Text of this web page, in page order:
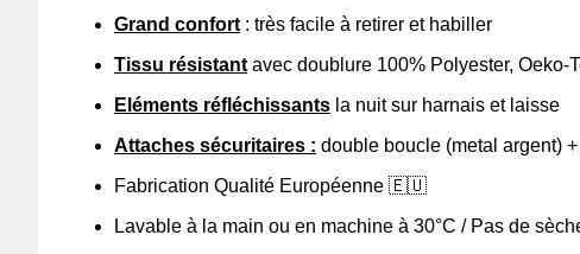
Grand confort : très facile à retirer et habiller
Tissu résistant avec doublure 100% Polyester, Oeko-
Eléments réfléchissants la nuit sur harnais et laisse
Attaches sécuritaires : double boucle (metal argent)
Fabrication Qualité Européenne 🇪🇺
Lavable à la main ou en machine à 30°C / Pas de